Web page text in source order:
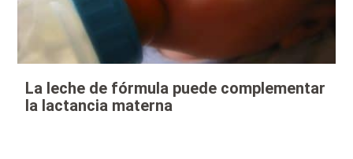
La leche de fórmula puede complementar
la lactancia materna